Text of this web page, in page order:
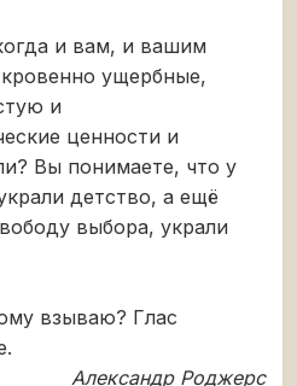
и вам, и вашим
ущербные,
и
ценности и
Вы понимаете, что у
детство, а ещё
выбора, украли
взываю? Глас
Александр Роджерс